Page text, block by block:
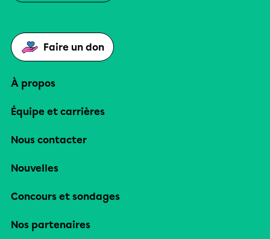
Faire un don
À propos
Équipe et carrières
Nous contacter
Nouvelles
Concours et sondages
Nos partenaires